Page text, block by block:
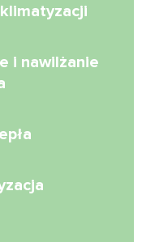
i nawilżanie